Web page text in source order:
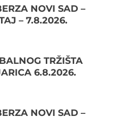
NOVI SAD –
– 7.8.2026.
TRŽIŠTA
6.8.2026.
NOVI SAD –